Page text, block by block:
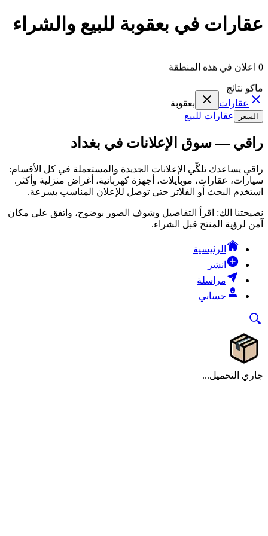
عقارات في بعقوبة للبيع والشراء
0 اعلان في هذه المنطقة
ماكو نتائج
عقارات
بعقوبة
السعر عقارات للبيع
راقي — سوق الإعلانات في بغداد
راقي يساعدك تلگّي الإعلانات الجديدة والمستعملة في كل الأقسام:
سيارات، عقارات، موبايلات، أجهزة كهربائية، أغراض منزلية وأكثر.
استخدم البحث أو الفلاتر حتى توصل للإعلان المناسب بسرعة.
نصيحتنا الك: اقرأ التفاصيل وشوف الصور بوضوح، واتفق على مكان
آمن لرؤية المنتج قبل الشراء.
الرئيسية
انشر
مراسلة
حسابي
جاري التحميل...